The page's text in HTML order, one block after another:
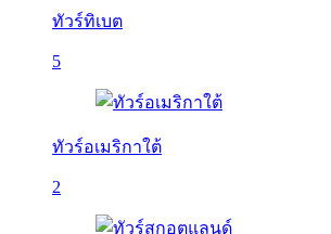
ทัวร์ทิเบต
5
ทัวร์อเมริกาใต้
2